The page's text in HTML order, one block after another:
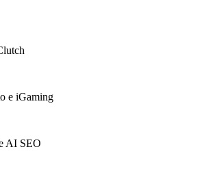
e iGaming
AI SEO